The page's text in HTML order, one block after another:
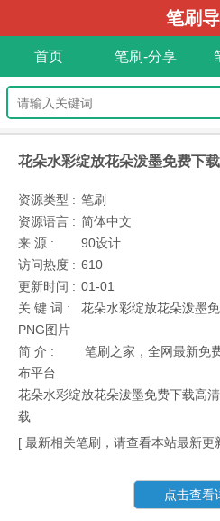
笔刷
首页 笔刷-分享
花朵水彩绽放花朵泼墨免费下
资源类型 : 笔刷
资源语言 : 简体中文
来 源 :
90设计
访问热度 : 610
更新时间 : 01-01
关 键 词 :
花朵水彩绽放花朵泼墨
PNG图片
简 介 :
笔刷之家，全网最新免
布平台
花朵水彩绽放花朵泼墨免费下载高
载
[ 最新相关笔刷，请查看本站最新更
点击查看